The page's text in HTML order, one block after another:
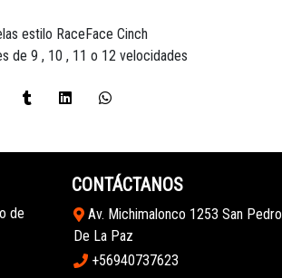
estilo RaceFace Cinch
de 9 , 10 , 11 o 12 velocidades
de
CONTÁCTANOS
Av. Michimalonco 1253 San Pedro
De La Paz
+56940737623